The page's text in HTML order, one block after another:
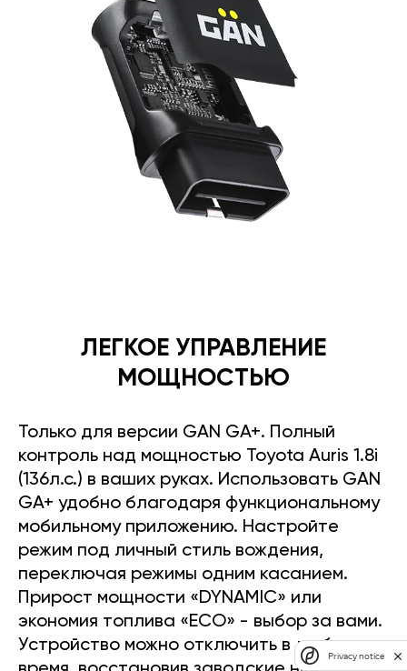
ЛЕГКОЕ УПРАВЛЕНИЕ
МОЩНОСТЬЮ
Только для версии GAN GA+. Полный
контроль над мощностью Toyota Auris 1.8i
(136л.с.) в ваших руках. Использовать GAN
GA+ удобно благодаря функциональному
мобильному приложению. Настройте
режим под личный стиль вождения,
переключая режимы одним касанием.
Прирост мощности «DYNAMIC» или
экономия топлива «ECO» - выбор за вами.
Устройство можно отключить в любое
Privacy notice